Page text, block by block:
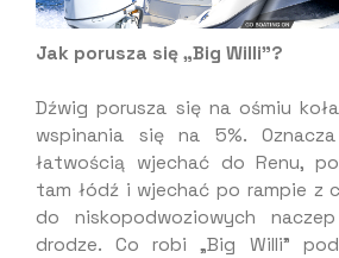
Jak porusza się „Big Willi”?
Dźwig porusza się na ośmiu
wspinania się na 5%.
łatwością wjechać do Renu,
tam łódź i wjechać po rampie z
do niskopodwoziowych
drodze. Co robi „Big Willi”